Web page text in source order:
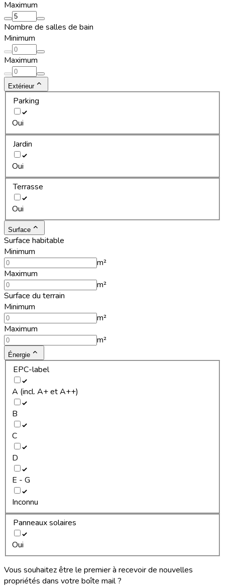
Maximum
Nombre de salles de bain
Minimum
Maximum
Extérieur
Parking
Oui
Jardin
Oui
Terrasse
Oui
Surface
Surface habitable
Minimum
m²
Maximum
m²
Surface du terrain
Minimum
m²
Maximum
m²
Énergie
EPC-label
A (incl. A+ et A++)
B
C
D
E - G
Inconnu
Panneaux solaires
Oui
Vous souhaitez être le premier à recevoir de nouvelles
propriétés dans votre boîte mail ?